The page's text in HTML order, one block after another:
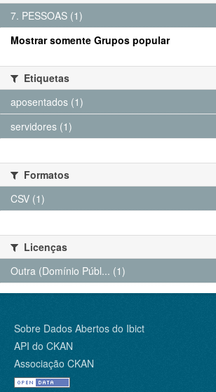
7. PESSOAS (1)
Mostrar somente Grupos popular
Etiquetas
aposentados (1)
servidores (1)
Formatos
CSV (1)
Licenças
Outra (Domínio Públ... (1)
Sobre Dados Abertos do Ibict
API do CKAN
Associação CKAN